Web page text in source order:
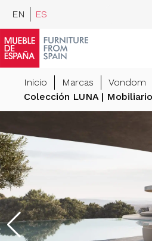
EN ES
Inicio Marcas Vondom
Colección LUNA |